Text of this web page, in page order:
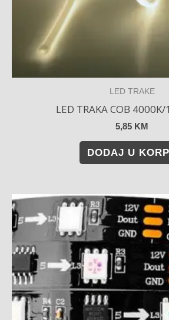
LED TRAKE
LED TRAKA COB
5,85 KM
DODAJ U